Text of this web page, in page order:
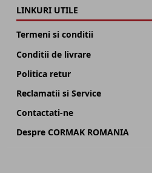
LINKURI UTILE
Termeni si conditii
Conditii de livrare
Politica retur
Reclamatii si Service
Contactati-ne
Despre CORMAK ROMANIA